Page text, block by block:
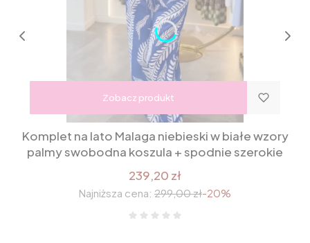
Zobacz produkt
Komplet na lato Malaga niebieski w białe wzory
palmy swobodna koszula + spodnie szerokie
239,20 zł
Najniższa cena: 299,00 zł-20%